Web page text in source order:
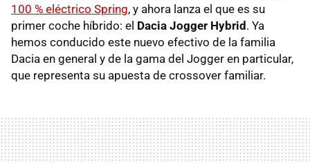
100 % eléctrico Spring, y ahora lanza el que es su
primer coche híbrido: el Dacia Jogger Hybrid. Ya
hemos conducido este nuevo efectivo de la familia
Dacia en general y de la gama del Jogger en particular,
que representa su apuesta de crossover familiar.